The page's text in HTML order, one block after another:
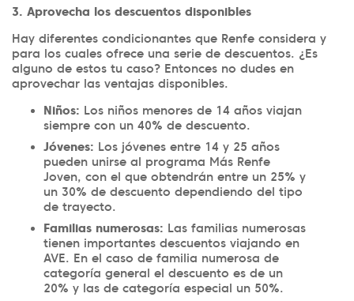
3. Aprovecha los descuentos disponibles
Hay diferentes condicionantes que Renfe considera y
para los cuales ofrece una serie de descuentos. ¿Es
alguno de estos tu caso? Entonces no dudes en
aprovechar las ventajas disponibles.
Niños: Los niños menores de 14 años viajan
siempre con un 40% de descuento.
Jóvenes: Los jóvenes entre 14 y 25 años
pueden unirse al programa Más Renfe
Joven, con el que obtendrán entre un 25% y
un 30% de descuento dependiendo del tipo
de trayecto.
Familias numerosas: Las familias numerosas
tienen importantes descuentos viajando en
AVE. En el caso de familia numerosa de
categoría general el descuento es de un
20% y las de categoría especial un 50%.